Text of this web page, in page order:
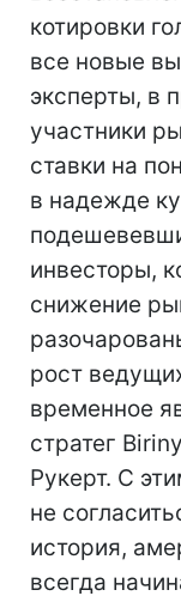
котировки
все новые
эксперты, в
участники
ставки на
в надежде
инвесторы,
снижение
рост
временное
стратег
Рукерт. С
не
история,
всегда